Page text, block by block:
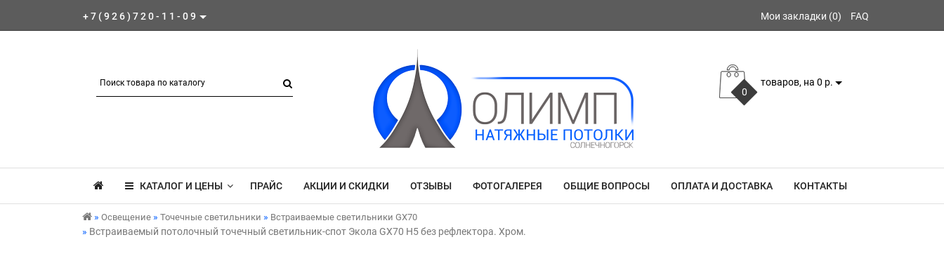
+7(926)720-11-09 Мои закладки (0) FAQ
0
товаров, на 0 р.
КАТАЛОГ И ЦЕНЫ ПРАЙС АКЦИИ И СКИДКИ ОТЗЫВЫ ФОТОГАЛЕРЕЯ ОБЩИЕ ВОПРОСЫ ОПЛАТА И ДОСТАВКА КОНТАКТЫ
Освещение Точечные светильники Встраиваемые светильники GX70
Встраиваемый потолочный точечный светильник-спот Экола GX70 H5 без рефлектора. Хром.